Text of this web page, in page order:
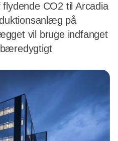
CO2 til Arcadia
på
vil bruge indfanget